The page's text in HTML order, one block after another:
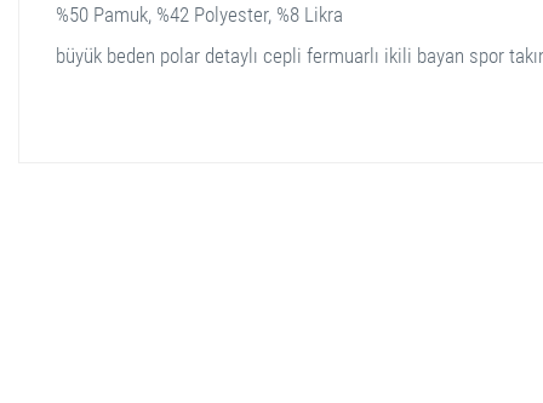
%50 Pamuk, %42 Polyester, %8 Likra
büyük beden polar detaylı cepli fermuarlı ikili bayan spor